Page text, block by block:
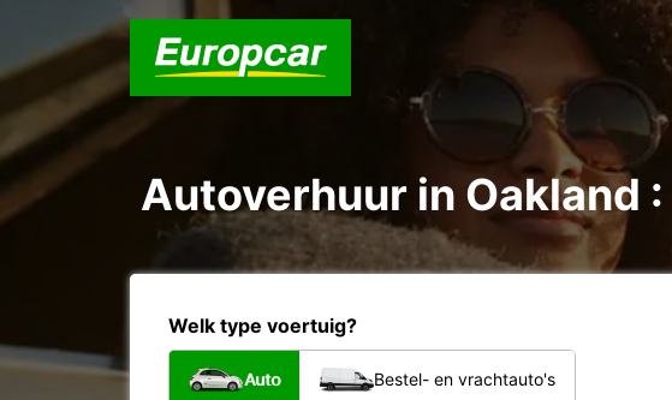
Autoverhuur in Oakland
Welk type voertuig?
Auto Bestel- en vrachtauto's